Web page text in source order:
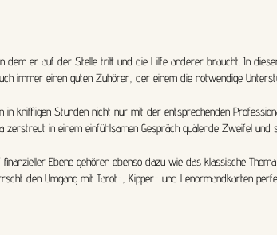
dem er auf der Stelle tritt und die Hilfe anderer braucht. In
immer einen guten Zuhörer, der einem die notwendige
in kniffligen Stunden nicht nur mit der entsprechenden
in einem einfühlsamen Gespräch quälende Zweifel und
Ebene gehören ebenso dazu wie das klassische
den Umgang mit Tarot-, Kipper- und Lenormandkarten